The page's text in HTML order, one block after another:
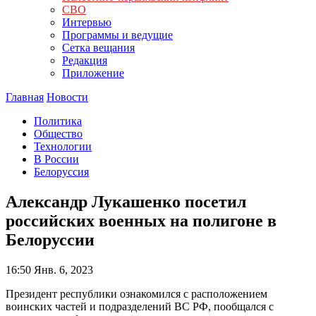
СВО
Интервью
Программы и ведущие
Сетка вещания
Редакция
Приложение
Главная Новости
Политика
Общество
Технологии
В России
Белоруссия
Александр Лукашенко посетил
российских военных на полигоне в
Белоруссии
16:50 Янв. 6, 2023
Президент республики ознакомился с расположением
воинских частей и подразделений ВС РФ, пообщался с